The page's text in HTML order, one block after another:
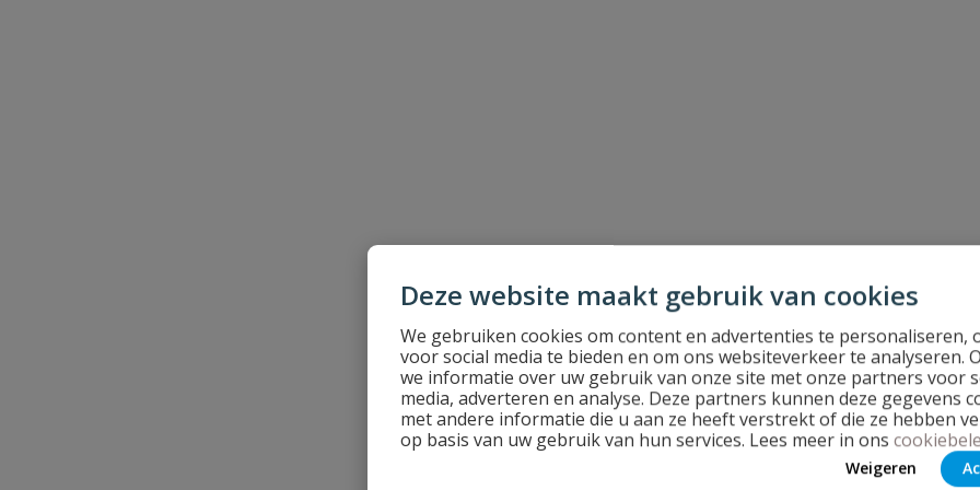
Deze website maakt gebruik van cookies
We gebruiken cookies om content en advertenties te personaliseren,
voor social media te bieden en om ons websiteverkeer te analyseren.
we informatie over uw gebruik van onze site met onze partners voor
media, adverteren en analyse. Deze partners kunnen deze gegevens
met andere informatie die u aan ze heeft verstrekt of die ze hebben
op basis van uw gebruik van hun services. Lees meer in ons
Weigeren